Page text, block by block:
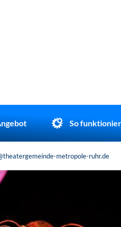
So
metropole-ruhr.de